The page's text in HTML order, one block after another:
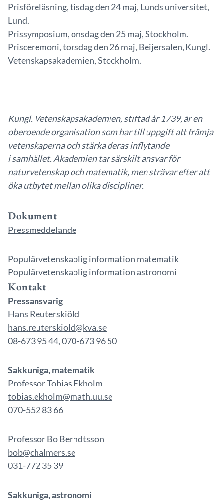
Prisföreläsning, tisdag den 24 maj, Lunds universitet,
Lund.
Prissymposium, onsdag den 25 maj, Stockholm.
Prisceremoni, torsdag den 26 maj, Beijersalen, Kungl.
Vetenskapsakademien, Stockholm.
Kungl. Vetenskapsakademien, stiftad år 1739, är en
oberoende organisation som har till uppgift att främja
vetenskaperna och stärka deras inflytande
i samhället. Akademien tar särskilt ansvar för
naturvetenskap och matematik, men strävar efter att
öka utbytet mellan olika discipliner.
Dokument
Pressmeddelande
Populärvetenskaplig information matematik
Populärvetenskaplig information astronomi
Kontakt
Pressansvarig
Hans Reuterskiöld
hans.reuterskiold@kva.se
08-673 95 44, 070-673 96 50
Sakkuniga, matematik
Professor Tobias Ekholm
tobias.ekholm@math.uu.se
070-552 83 66
Professor Bo Berndtsson
bob@chalmers.se
031-772 35 39
Sakkuniga, astronomi